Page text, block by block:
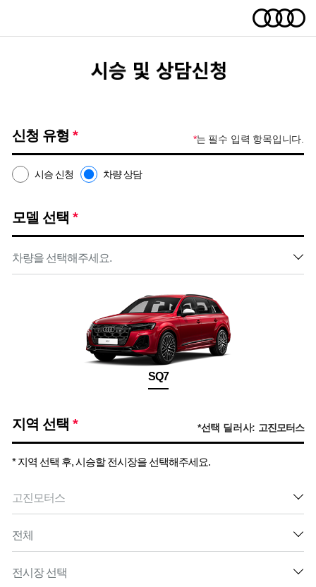
신청 유형 * *는 필수 입력 항목입니다.
시승 신청 차량 상담
모델 선택 *
SQ7
지역 선택 * *선택 딜러사: 고진모터스
* 지역 선택 후, 시승할 전시장을 선택해주세요.